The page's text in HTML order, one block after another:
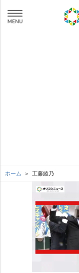
ホーム 工藤綾乃